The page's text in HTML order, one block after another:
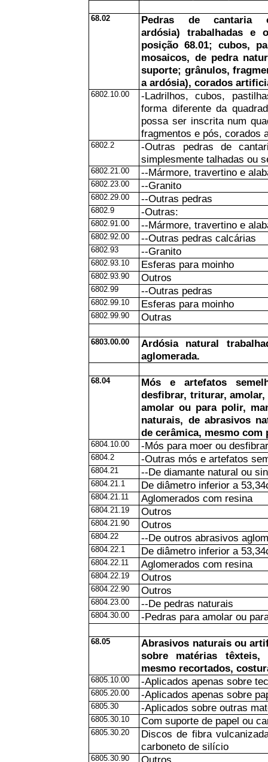
68.02
Pedras de cantaria
ardósia) trabalhadas e
posição 68.01; cubos,
mosaicos, de pedra
suporte; grânulos,
a ardósia), corados
6802.10.00
-Ladrilhos, cubos,
forma diferente da
possa ser inscrita num
fragmentos e pós, corados
6802.2
-Outras pedras de
simplesmente talhadas ou
6802.21.00 --Mármore, travertino e
6802.23.00 --Granito
6802.29.00 --Outras pedras
6802.9 -Outras:
6802.91.00 --Mármore, travertino e
6802.92.00 --Outras pedras calcárias
6802.93 --Granito
6802.93.10 Esferas para moinho
6802.93.90 Outros
6802.99 --Outras pedras
6802.99.10 Esferas para moinho
6802.99.90 Outras
6803.00.00
Ardósia natural
aglomerada.
68.04
Mós e artefatos
desfibrar, triturar,
amolar ou para polir,
naturais, de abrasivos
de cerâmica, mesmo
6804.10.00 -Mós para moer ou
6804.2 -Outras mós e artefatos
6804.21 --De diamante natural ou
6804.21.1 De diâmetro inferior a
6804.21.11 Aglomerados com resina
6804.21.19 Outros
6804.21.90 Outros
6804.22 --De outros abrasivos
6804.22.1 De diâmetro inferior a
6804.22.11 Aglomerados com resina
6804.22.19 Outros
6804.22.90 Outros
6804.23.00 --De pedras naturais
6804.30.00 -Pedras para amolar ou
68.05
Abrasivos naturais ou
sobre matérias
mesmo recortados,
6805.10.00 -Aplicados apenas sobre
6805.20.00 -Aplicados apenas sobre
6805.30 -Aplicados sobre outras
6805.30.10 Com suporte de papel ou
6805.30.20
Discos de fibra
carboneto de silício
6805.30.90 Outros